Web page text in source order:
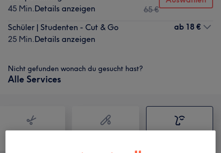
45 Min.Details anzeigen
65 €
Schüler | Studenten - Cut & Go
25 Min.Details anzeigen
ab 18 €
Nicht gefunden wonach du gesucht hast?
Alle Services